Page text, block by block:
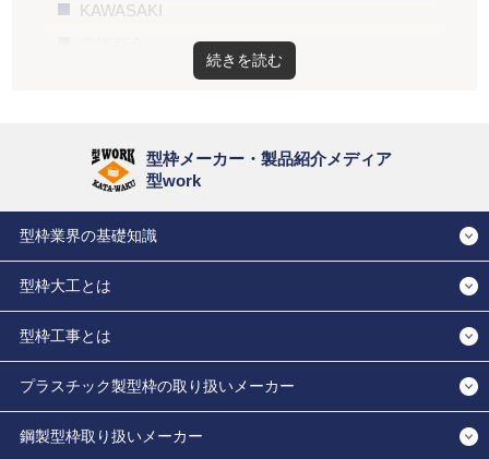
KAWASAKI
デュポン・スタイロ
フォービル
型枠メーカー・製品紹介メディア
型work
型枠業界の基礎知識
型枠大工とは
型枠工事とは
プラスチック製型枠の取り扱いメーカー
鋼製型枠取り扱いメーカー